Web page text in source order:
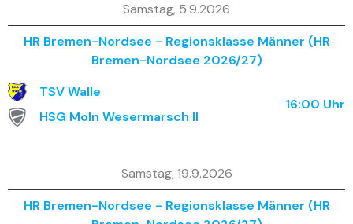
Samstag, 5.9.2026
HR Bremen-Nordsee - Regionsklasse Männer (HR
Bremen-Nordsee 2026/27)
TSV Walle
HSG MoIn Wesermarsch II
16:00 Uhr
Samstag, 19.9.2026
HR Bremen-Nordsee - Regionsklasse Männer (HR